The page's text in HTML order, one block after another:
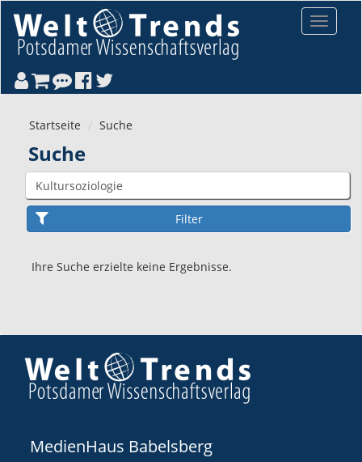
Toggle
Startseite Suche
Suche
Ihre Suche erzielte keine Ergebnisse.
MedienHaus Babelsberg